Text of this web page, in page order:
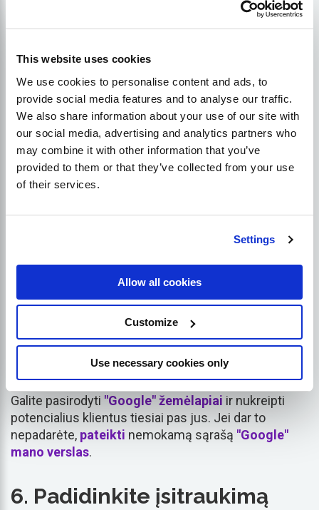
This website uses cookies
We use cookies to personalise content and ads, to
provide social media features and to analyse our traffic.
We also share information about your use of our site with
our social media, advertising and analytics partners who
may combine it with other information that you’ve
provided to them or that they’ve collected from your use
of their services.
Settings
Allow all cookies
Customize
Use necessary cookies only
vietinių klientų
Ieškomavietos įmonės tampa vis populiaresnės
"Google", ypač populiarėjant išmaniesiems
telefonams,kurisdažnai naudoja vietos funkcijas,
kad rastų vietinius rezultatus.
"Google" atskleidė, kad 50% vietinių paieškų iš
mobiliųjų telefonų vartotojai per dieną apsilankė
žodžius. Pavyzdžiui, sporto salėBostonas
sėkmingesnė, jei orientuositės į tokius terminus kaip
"sporto salės Bostone" arba "įperkama sporto salė
Bostone". Juk jų paslaugomis galės naudotis tik
vietiniai gyventojai.
Taip pat labai svarbu nurodyti savoverslas"Google".
Galite pasirodyti "Google" žemėlapiai ir nukreipti
potencialius klientus tiesiai pas jus. Jei dar to
nepadarėte, pateikti nemokamą sąrašą "Google"
mano verslas.
6. Padidinkite įsitraukimą